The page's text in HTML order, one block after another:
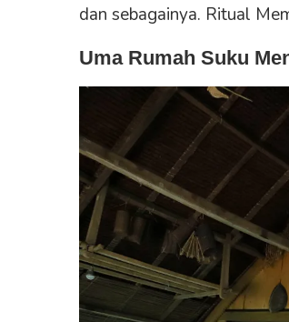
dan sebagainya. Ritual
Uma Rumah Suku